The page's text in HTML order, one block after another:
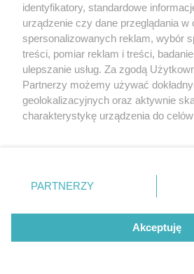
Policja
49-letniej
Radomia
Powstanie
Trzech
Budżetu
2027
wyceniona
NAJNOWSZE
identyfikatory, standardowe
urządzenie czy dane przeglądania w
spersonalizowanych reklam, wybór
treści, pomiar reklam i treści,
ulepszanie usług. Za zgodą
Partnerzy możemy używać
geolokalizacyjnych oraz aktywnie
charakterystykę urządzenia do
zmienić/wycofać klikając przycisk
znajdujący się w lewym dolnym
użytkownika, ale masz prawo
przetwarzaniu. Preferencje będą
PARTNERZY
Akceptuję